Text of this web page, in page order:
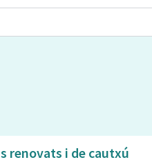
renovats i de cautxú